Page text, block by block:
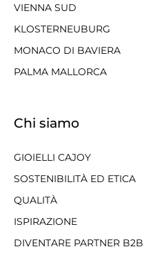
VIENNA SUD
KLOSTERNEUBURG
MONACO DI BAVIERA
PALMA MALLORCA
Chi siamo
GIOIELLI CAJOY
SOSTENIBILITÀ ED ETICA
QUALITÀ
ISPIRAZIONE
DIVENTARE PARTNER B2B